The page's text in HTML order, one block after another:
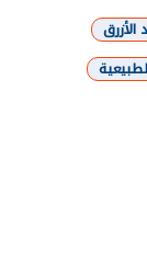
الأزرق